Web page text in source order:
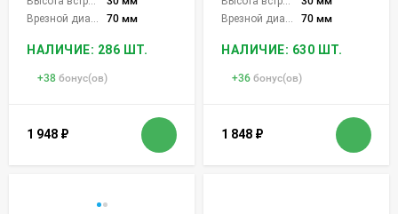
70 мм
НАЛИЧИЕ: 286 ШТ.
+38 бонус(ов)
1 948 ₽
70 мм
НАЛИЧИЕ: 630 ШТ.
+36 бонус(ов)
1 848 ₽